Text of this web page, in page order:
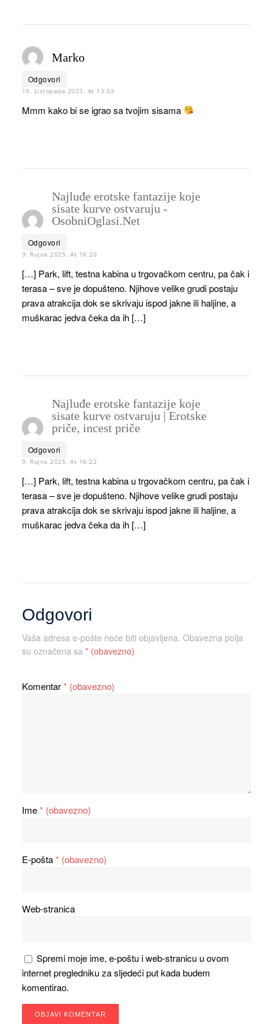
Marko
Odgovori
19. Listopada 2023. At 13:53
Mmm kako bi se igrao sa tvojim sisama
Najluđe erotske fantazije koje
sisate kurve ostvaruju -
OsobniOglasi.Net
Odgovori
9. Rujna 2025. At 16:20
[…] Park, lift, testna kabina u trgovačkom centru, pa čak i
terasa – sve je dopušteno. Njihove velike grudi postaju
prava atrakcija dok se skrivaju ispod jakne ili haljine, a
muškarac jedva čeka da ih […]
Najluđe erotske fantazije koje
sisate kurve ostvaruju | Erotske
priče, incest priče
Odgovori
9. Rujna 2025. At 16:22
[…] Park, lift, testna kabina u trgovačkom centru, pa čak i
terasa – sve je dopušteno. Njihove velike grudi postaju
prava atrakcija dok se skrivaju ispod jakne ili haljine, a
muškarac jedva čeka da ih […]
Odgovori
Vaša adresa e-pošte neće biti objavljena. Obavezna polja
su označena sa * (obavezno)
Komentar* (obavezno)
Ime* (obavezno)
E-pošta* (obavezno)
Web-stranica
Spremi moje ime, e-poštu i web-stranicu u ovom
internet pregledniku za sljedeći put kada budem
komentirao.